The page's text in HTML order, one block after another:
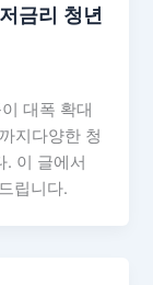
금리 청년
대폭 확대
지다양한 청
. 이 글에서
립니다.